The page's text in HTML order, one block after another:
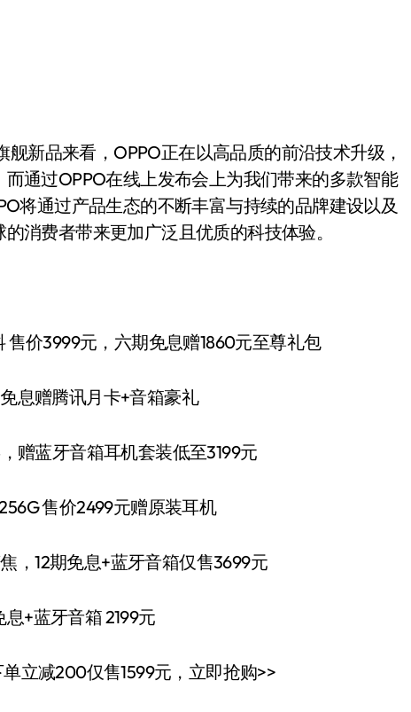
舰新品来看，OPPO正在以高品质的前沿技术升级，
通过OPPO在线上发布会上为我们带来的多款智能
将通过产品生态的不断丰富与持续的品牌建设以及
消费者带来更加广泛且优质的科技体验。
售价3999元，六期免息赠1860元至尊礼包
息赠腾讯月卡+音箱豪礼
赠蓝牙音箱耳机套装低至3199元
售价2499元赠原装耳机
，12期免息+蓝牙音箱仅售3699元
+蓝牙音箱 2199元
立减200仅售1599元，立即抢购>>